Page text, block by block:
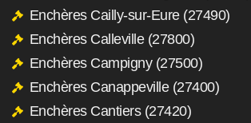
Enchères Cailly-sur-Eure (27490)
Enchères Calleville (27800)
Enchères Campigny (27500)
Enchères Canappeville (27400)
Enchères Cantiers (27420)